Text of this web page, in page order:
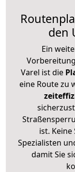
den
Ein
Varel ist die
eine Route zu
ist.
Spezialisten
damit Sie